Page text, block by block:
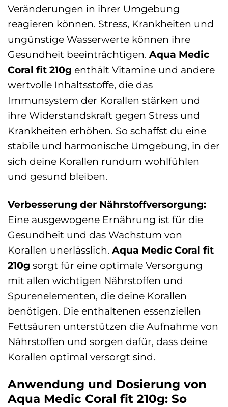
Veränderungen in ihrer Umgebung
reagieren können. Stress, Krankheiten und
ungünstige Wasserwerte können ihre
Gesundheit beeinträchtigen. Aqua Medic
Coral fit 210g enthält Vitamine und andere
wertvolle Inhaltsstoffe, die das
Immunsystem der Korallen stärken und
ihre Widerstandskraft gegen Stress und
Krankheiten erhöhen. So schaffst du eine
stabile und harmonische Umgebung, in der
sich deine Korallen rundum wohlfühlen
und gesund bleiben.
Verbesserung der Nährstoffversorgung:
Eine ausgewogene Ernährung ist für die
Gesundheit und das Wachstum von
Korallen unerlässlich. Aqua Medic Coral fit
210g sorgt für eine optimale Versorgung
mit allen wichtigen Nährstoffen und
Spurenelementen, die deine Korallen
benötigen. Die enthaltenen essenziellen
Fettsäuren unterstützen die Aufnahme von
Nährstoffen und sorgen dafür, dass deine
Korallen optimal versorgt sind.
Anwendung und Dosierung von
Aqua Medic Coral fit 210g: So